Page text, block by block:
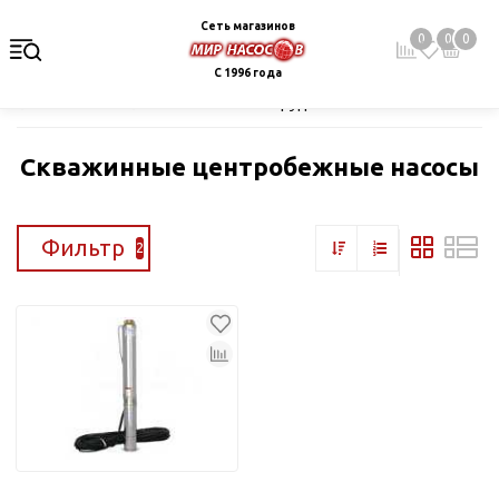
Сеть магазинов
С 1996 года
0 0 0
Скважинные центробежные насосы
Фильтр 2